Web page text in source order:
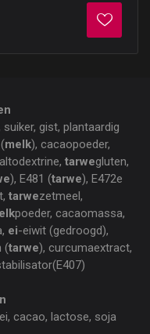
gist, plantaardig
melk), cacaopoeder,
tarwegluten,
), E481 (tarwe), E472e
tarwezetmeel,
poeder, cacaomassa,
ei-eiwit (gedroogd),
(tarwe), curcumaextract,
cacao, lactose, soja